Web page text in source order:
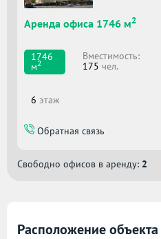
Аренда офиса 1746 м2
1746
м2
Вместимоcть:
175 чел.
6 этаж
Обратная связь
Свободно офисов в аренду: 2
Расположение объекта